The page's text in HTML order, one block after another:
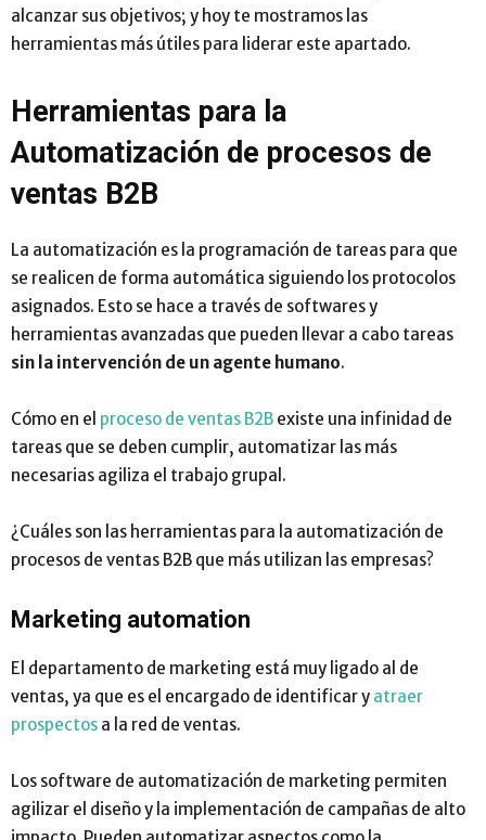
alcanzar sus objetivos; y hoy te mostramos las
herramientas más útiles para liderar este apartado.
Herramientas para la
Automatización de procesos de
ventas B2B
La automatización es la programación de tareas para que
se realicen de forma automática siguiendo los protocolos
asignados. Esto se hace a través de softwares y
herramientas avanzadas que pueden llevar a cabo tareas
sin la intervención de un agente humano.
Cómo en el proceso de ventas B2B existe una infinidad de
tareas que se deben cumplir, automatizar las más
necesarias agiliza el trabajo grupal.
¿Cuáles son las herramientas para la automatización de
procesos de ventas B2B que más utilizan las empresas?
Marketing automation
El departamento de marketing está muy ligado al de
ventas, ya que es el encargado de identificar y atraer
prospectos a la red de ventas.
Los software de automatización de marketing permiten
agilizar el diseño y la implementación de campañas de alto